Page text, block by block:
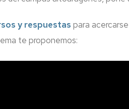
y respuestas para
te proponemos: